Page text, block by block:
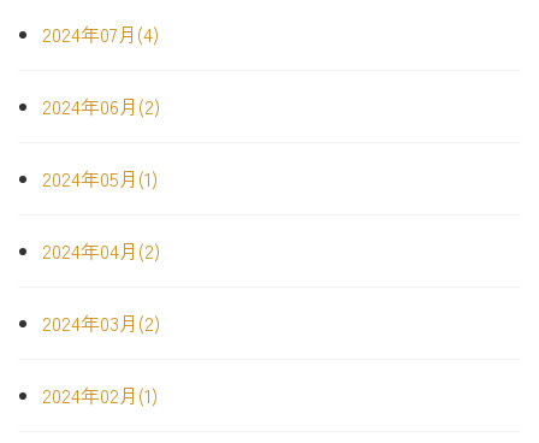
2024年07月(4)
2024年06月(2)
2024年05月(1)
2024年04月(2)
2024年03月(2)
2024年02月(1)